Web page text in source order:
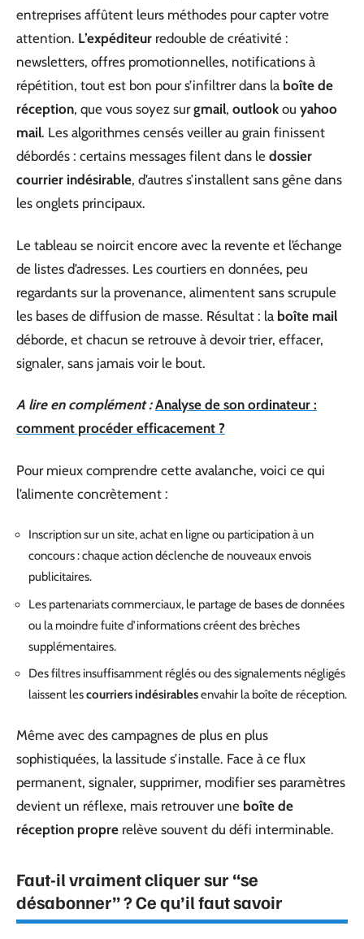
entreprises affûtent leurs méthodes pour capter votre
attention. L’expéditeur redouble de créativité :
newsletters, offres promotionnelles, notifications à
répétition, tout est bon pour s’infiltrer dans la boîte de
réception, que vous soyez surgmail, outlook ou yahoo
mail. Les algorithmes censés veiller au grain finissent
débordés : certains messages filent dans le dossier
courrier indésirable, d’autres s’installent sans gêne dans
les onglets principaux.
Le tableau se noircit encore avec la revente et l’échange
de listes d’adresses. Les courtiers en données, peu
regardants sur la provenance, alimentent sans scrupule
les bases de diffusion de masse. Résultat : la boîte mail
déborde, et chacun se retrouve à devoir trier, effacer,
signaler, sans jamais voir le bout.
A lire en complément : Analyse de son ordinateur :
comment procéder efficacement ?
Pour mieux comprendre cette avalanche, voici ce qui
l’alimente concrètement :
Inscription sur un site, achat en ligne ou participation à un
concours : chaque action déclenche de nouveaux envois
publicitaires.
Les partenariats commerciaux, le partage de bases de données
ou la moindre fuite d’informations créent des brèches
supplémentaires.
Des filtres insuffisamment réglés ou des signalements négligés
laissent lescourriers indésirablesenvahir la boîte de réception.
Même avec des campagnes de plus en plus
sophistiquées, la lassitude s’installe. Face à ce flux
permanent, signaler, supprimer, modifier ses paramètres
devient un réflexe, mais retrouver une boîte de
réception propre relève souvent du défi interminable.
Faut-il vraiment cliquer sur “se
désabonner” ? Ce qu’il faut savoir